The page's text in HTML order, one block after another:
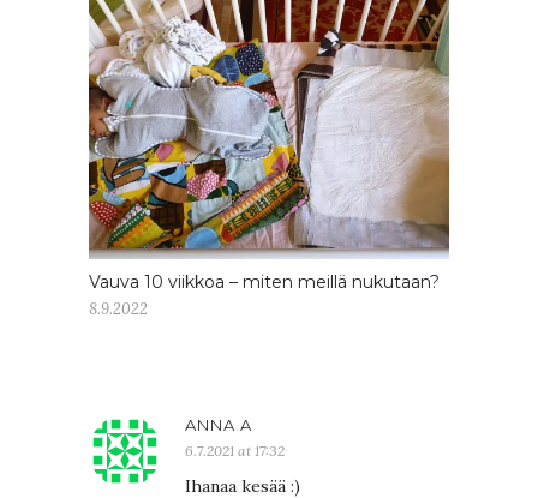
Vauva 10 viikkoa – miten meillä nukutaan?
8.9.2022
ANNA A
6.7.2021 at 17:32
Ihanaa kesää :)